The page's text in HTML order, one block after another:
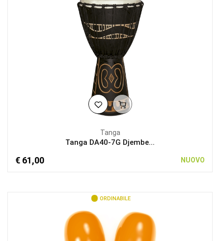
Tanga
Tanga DA40-7G Djembe...
€ 61,00 NUOVO
ORDINABILE